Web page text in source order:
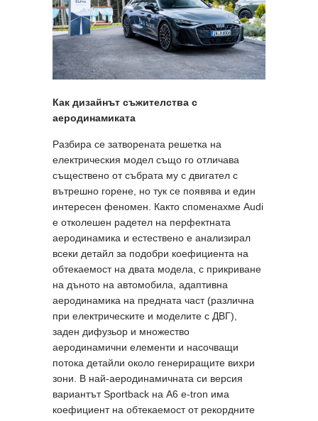
Как дизайнът съжителства с
аеродинамиката
Разбира се затворената решетка на
електрическия модел също го отличава
съществено от събрата му с двигател с
вътрешно горене, но тук се появява и един
интересен феномен. Както споменахме Audi
е отколешен радетел на перфектната
аеродинамика и естествено е анализирал
всеки детайл за подобри коефициента на
обтекаемост на двата модела, с прикриване
на дъното на автомобила, адаптивна
аеродинамика на предната част (различна
при електрическите и моделите с ДВГ),
заден дифузьор и множество
аеродинамични елементи и насочващи
потока детайли около генериращите вихри
зони. В най-аеродинамичната си версия
вариантът Sportback на A6 e-tron има
коефициент на обтекаемост от рекордните